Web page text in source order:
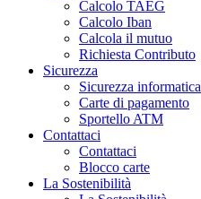
Calcolo TAEG
Calcolo Iban
Calcola il mutuo
Richiesta Contributo
Sicurezza
Sicurezza informatica
Carte di pagamento
Sportello ATM
Contattaci
Contattaci
Blocco carte
La Sostenibilità